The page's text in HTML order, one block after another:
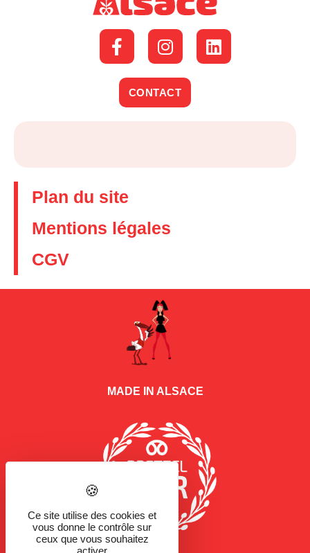
CONTACT
Plan du site
Mentions légales
CGV
MADE IN ALSACE
Ce site utilise des cookies et
vous donne le contrôle sur
ceux que vous souhaitez
activer